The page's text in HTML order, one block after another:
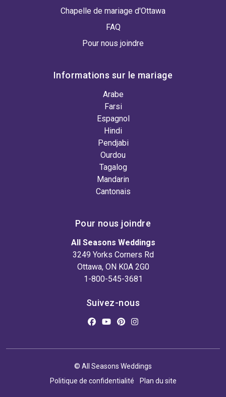
Chapelle de mariage d'Ottawa
FAQ
Pour nous joindre
Informations sur le mariage
Arabe
Farsi
Espagnol
Hindi
Pendjabi
Ourdou
Tagalog
Mandarin
Cantonais
Pour nous joindre
All Seasons Weddings
3249 Yorks Corners Rd
Ottawa, ON K0A 2G0
1-800-545-3681
Suivez-nous
© All Seasons Weddings
Politique de confidentialité
Plan du site